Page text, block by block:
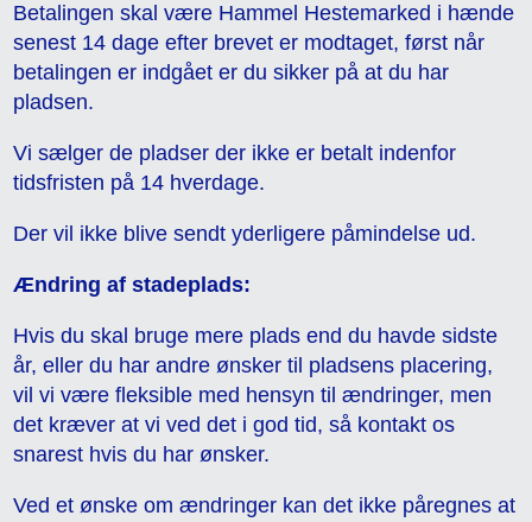
Betalingen skal være Hammel Hestemarked i hænde
senest 14 dage efter brevet er modtaget, først når
betalingen er indgået er du sikker på at du har
pladsen.
Vi sælger de pladser der ikke er betalt indenfor
tidsfristen på 14 hverdage.
Der vil ikke blive sendt yderligere påmindelse ud.
Ændring af stadeplads:
Hvis du skal bruge mere plads end du havde sidste
år, eller du har andre ønsker til pladsens placering,
vil vi være fleksible med hensyn til ændringer, men
det kræver at vi ved det i god tid, så kontakt os
snarest hvis du har ønsker.
Ved et ønske om ændringer kan det ikke påregnes at